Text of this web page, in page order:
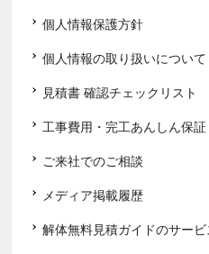
個人情報保護方針
個人情報の取り扱いについて
見積書 確認チェックリスト
工事費用・完工あんしん保証
ご来社でのご相談
メディア掲載履歴
解体無料見積ガイドのサー